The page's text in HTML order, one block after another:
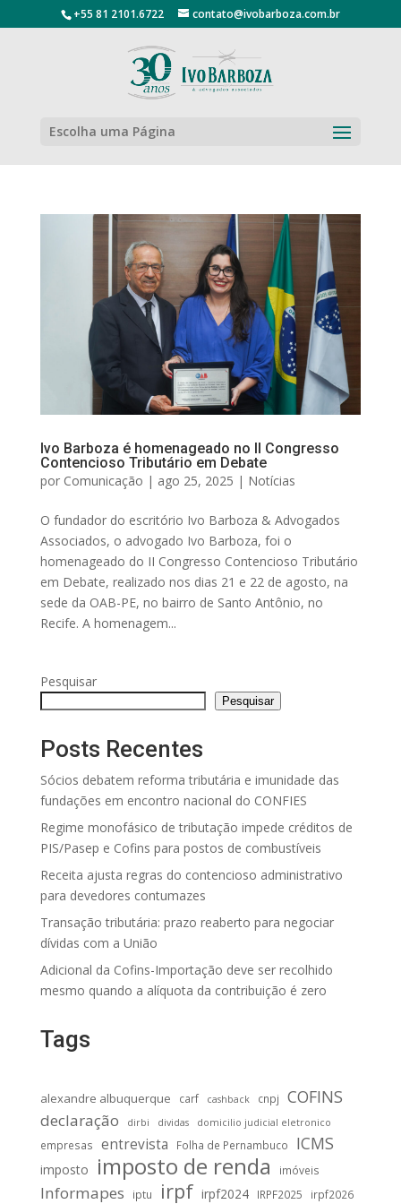
+55 81 2101.6722 contato@ivobarboza.com.br
Escolha uma Página
Ivo Barboza é homenageado no II Congresso
Contencioso Tributário em Debate
por Comunicação | ago 25, 2025 | Notícias
O fundador do escritório Ivo Barboza & Advogados
Associados, o advogado Ivo Barboza, foi o
homenageado do II Congresso Contencioso Tributário
em Debate, realizado nos dias 21 e 22 de agosto, na
sede da OAB-PE, no bairro de Santo Antônio, no
Recife. A homenagem...
Pesquisar
Pesquisar
Posts Recentes
Sócios debatem reforma tributária e imunidade das
fundações em encontro nacional do CONFIES
Regime monofásico de tributação impede créditos de
PIS/Pasep e Cofins para postos de combustíveis
Receita ajusta regras do contencioso administrativo
para devedores contumazes
Transação tributária: prazo reaberto para negociar
dívidas com a União
Adicional da Cofins-Importação deve ser recolhido
mesmo quando a alíquota da contribuição é zero
Tags
alexandre albuquerque carf cashback cnpj COFINS
declaração dirbi dividas domicilio judicial eletronico
empresas entrevista Folha de Pernambuco ICMS
imposto imposto de renda imóveis
Informapes iptu irpf irpf2024 IRPF2025 irpf2026